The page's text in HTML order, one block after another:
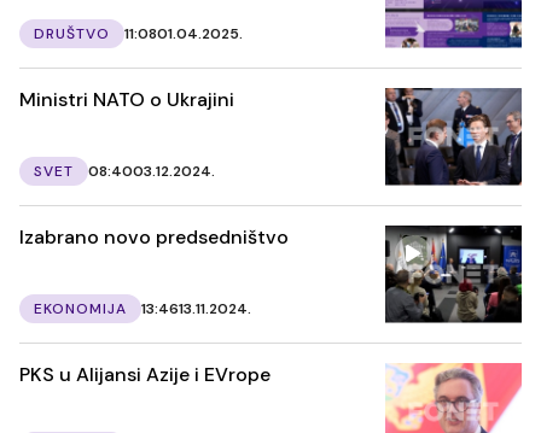
DRUŠTVO 11:0801.04.2025.
Ministri NATO o Ukrajini
SVET 08:4003.12.2024.
Izabrano novo predsedništvo
EKONOMIJA 13:4613.11.2024.
PKS u Alijansi Azije i EVrope